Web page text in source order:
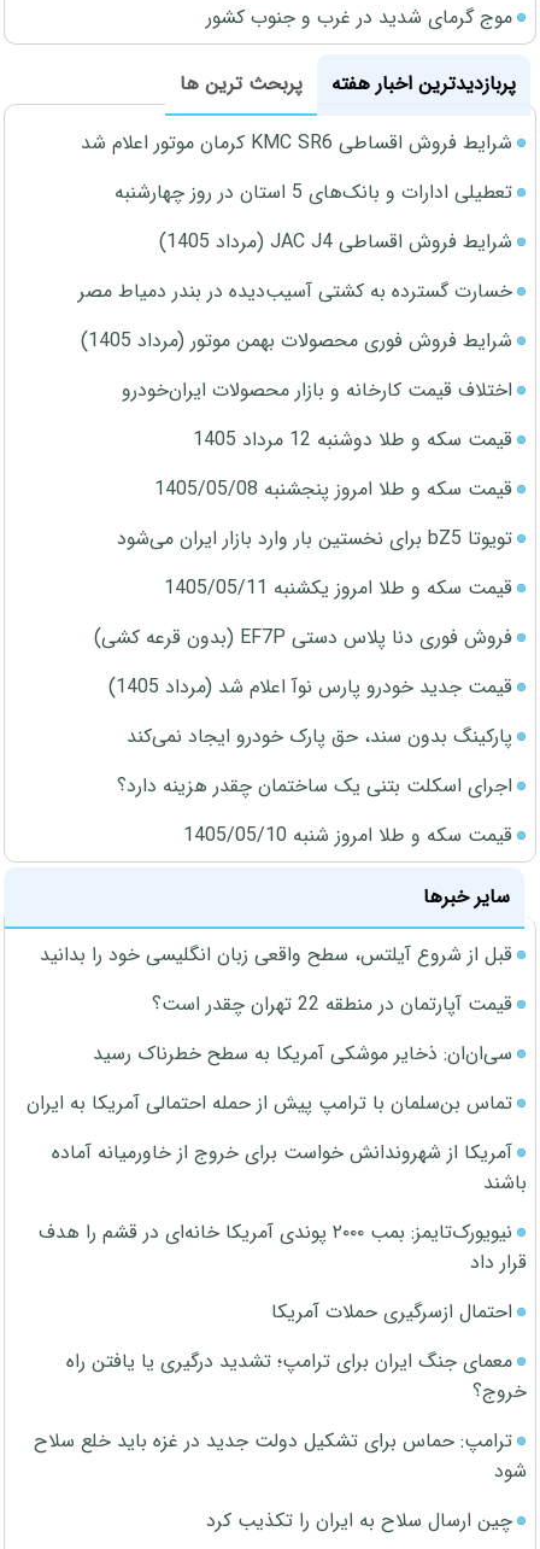
موج گرمای شدید در غرب و جنوب کشور
پربازدیدترین اخبار هفته
پربحث ترین ها
شرایط فروش اقساطی KMC SR6 کرمان موتور اعلام شد
تعطیلی ادارات و بانک‌های 5 استان در روز چهارشنبه
شرایط فروش اقساطی JAC J4 (مرداد 1405)
خسارت گسترده به کشتی آسیب‌دیده در بندر دمیاط مصر
شرایط فروش فوری محصولات بهمن موتور (مرداد 1405)
اختلاف قیمت کارخانه و بازار محصولات ایران‌خودرو
قیمت سکه و طلا دوشنبه 12 مرداد 1405
قیمت سکه و طلا امروز پنجشنبه 1405/05/08
تویوتا bZ5 برای نخستین بار وارد بازار ایران می‌شود
قیمت سکه و طلا امروز یکشنبه 1405/05/11
فروش فوری دنا پلاس دستی EF7P (بدون قرعه کشی)
قیمت جدید خودرو پارس نوآ اعلام شد (مرداد 1405)
پارکینگ بدون سند، حق پارک خودرو ایجاد نمی‌کند
اجرای اسکلت بتنی یک ساختمان چقدر هزینه دارد؟
قیمت سکه و طلا امروز شنبه 1405/05/10
سایر خبرها
قبل از شروع آیلتس، سطح واقعی زبان انگلیسی خود را بدانید
قیمت آپارتمان در منطقه 22 تهران چقدر است؟
سی‌ان‌ان: ذخایر موشکی آمریکا به سطح خطرناک رسید
تماس بن‌سلمان با ترامپ پیش از حمله احتمالی آمریکا به ایران
آمریکا از شهروندانش خواست برای خروج از خاورمیانه آماده
باشند
نیویورک‌تایمز: بمب ۲۰۰۰ پوندی آمریکا خانه‌ای در قشم را هدف
قرار داد
احتمال ازسرگیری حملات آمریکا
معمای جنگ ایران برای ترامپ؛ تشدید درگیری یا یافتن راه
خروج؟
ترامپ: حماس برای تشکیل دولت جدید در غزه باید خلع سلاح
شود
چین ارسال سلاح به ایران را تکذیب کرد